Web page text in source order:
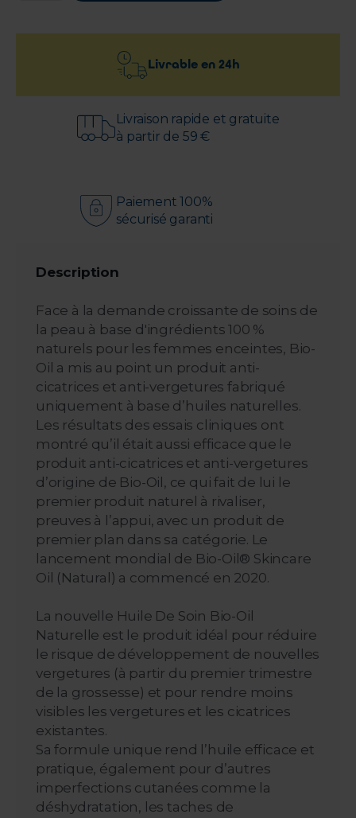
Livrable en 24h
Livraison rapide et gratuite
à partir de 59 €
Paiement 100%
sécurisé garanti
Description
Face à la demande croissante de soins de
la peau à base d'ingrédients 100 %
naturels pour les femmes enceintes, Bio-
Oil a mis au point un produit anti-
cicatrices et anti-vergetures fabriqué
uniquement à base d’huiles naturelles.
Les résultats des essais cliniques ont
montré qu’il était aussi efficace que le
produit anti-cicatrices et anti-vergetures
d’origine de Bio-Oil, ce qui fait de lui le
premier produit naturel à rivaliser,
preuves à l’appui, avec un produit de
premier plan dans sa catégorie. Le
lancement mondial de Bio-Oil® Skincare
Oil (Natural) a commencé en 2020.
La nouvelle Huile De Soin Bio-Oil
Naturelle est le produit idéal pour réduire
le risque de développement de nouvelles
vergetures (à partir du premier trimestre
de la grossesse) et pour rendre moins
visibles les vergetures et les cicatrices
existantes.
Sa formule unique rend l’huile efficace et
pratique, également pour d’autres
imperfections cutanées comme la
déshydratation, les taches de